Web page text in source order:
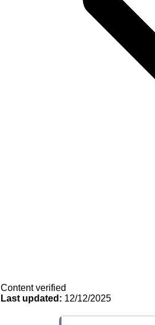
Content verified
Last updated: 12/12/2025